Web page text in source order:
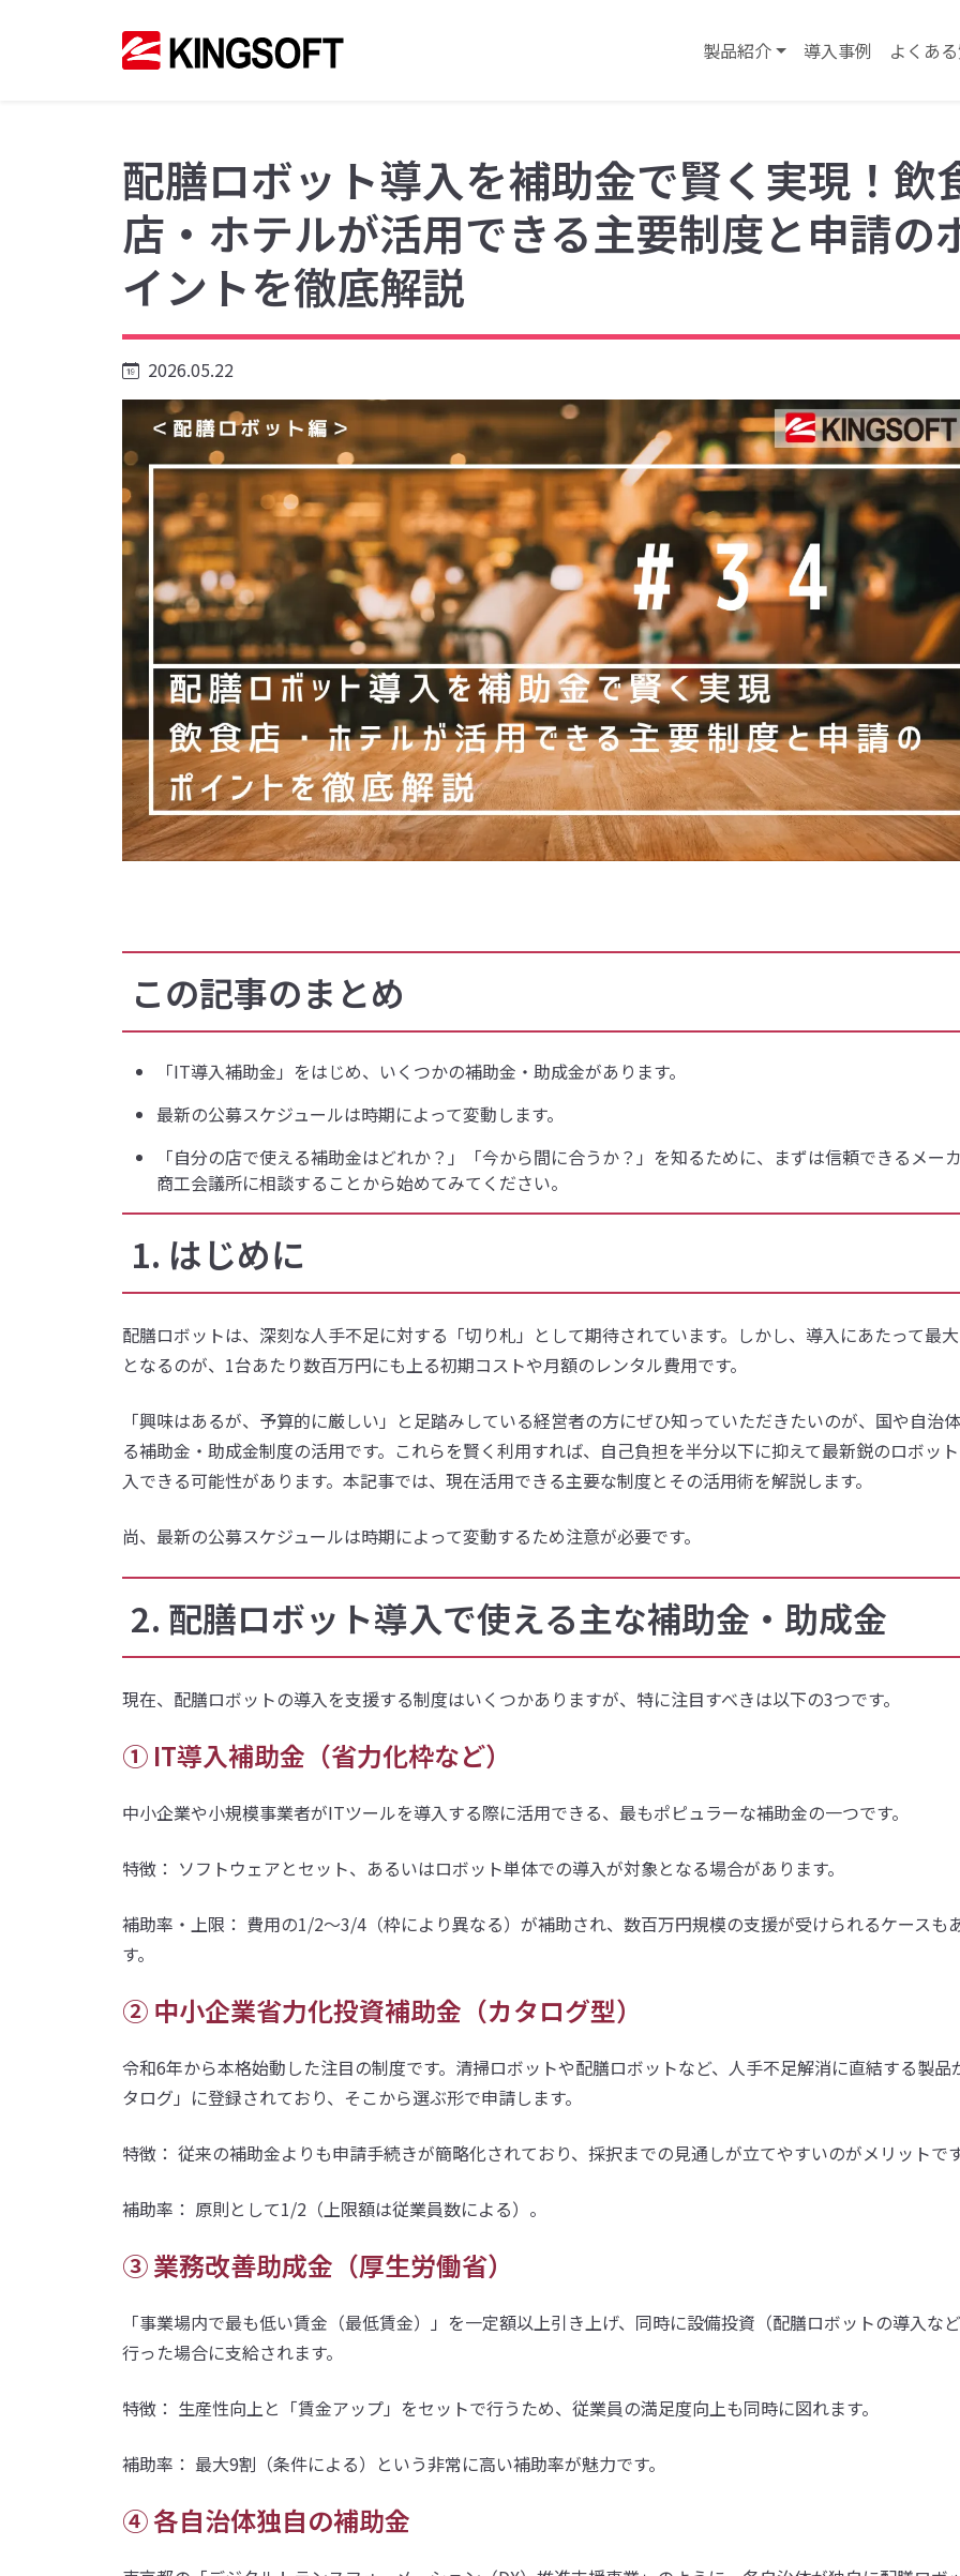
製品紹介 導入事例 よくあ
配膳ロボット導入を補助金で賢く実現！飲
店・ホテルが活用できる主要制度と申請の
イントを徹底解説
2026.05.22
この記事のまとめ
「IT導入補助金」をはじめ、いくつかの補助金・助成金があります。
最新の公募スケジュールは時期によって変動します。
「自分の店で使える補助金はどれか？」「今から間に合うか？」を知るために、まずは信頼できるメー
商工会議所に相談することから始めてみてください。
1. はじめに
配膳ロボットは、深刻な人手不足に対する「切り札」として期待されています。しかし、導入にあたって最
となるのが、1台あたり数百万円にも上る初期コストや月額のレンタル費用です。
「興味はあるが、予算的に厳しい」と足踏みしている経営者の方にぜひ知っていただきたいのが、国や自治
る補助金・助成金制度の活用です。これらを賢く利用すれば、自己負担を半分以下に抑えて最新鋭のロボッ
入できる可能性があります。本記事では、現在活用できる主要な制度とその活用術を解説します。
尚、最新の公募スケジュールは時期によって変動するため注意が必要です。
2. 配膳ロボット導入で使える主な補助金・助成金
現在、配膳ロボットの導入を支援する制度はいくつかありますが、特に注目すべきは以下の3つです。
① IT導入補助金（省力化枠など）
中小企業や小規模事業者がITツールを導入する際に活用できる、最もポピュラーな補助金の一つです。
特徴： ソフトウェアとセット、あるいはロボット単体での導入が対象となる場合があります。
補助率・上限： 費用の1/2〜3/4（枠により異なる）が補助され、数百万円規模の支援が受けられるケースも
す。
② 中小企業省力化投資補助金（カタログ型）
令和6年から本格始動した注目の制度です。清掃ロボットや配膳ロボットなど、人手不足解消に直結する製品
タログ」に登録されており、そこから選ぶ形で申請します。
特徴： 従来の補助金よりも申請手続きが簡略化されており、採択までの見通しが立てやすいのがメリットで
補助率： 原則として1/2（上限額は従業員数による）。
③ 業務改善助成金（厚生労働省）
「事業場内で最も低い賃金（最低賃金）」を一定額以上引き上げ、同時に設備投資（配膳ロボットの導入な
行った場合に支給されます。
特徴： 生産性向上と「賃金アップ」をセットで行うため、従業員の満足度向上も同時に図れます。
補助率： 最大9割（条件による）という非常に高い補助率が魅力です。
④ 各自治体独自の補助金